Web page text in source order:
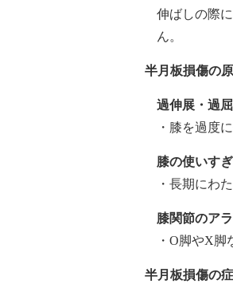
伸ばしの際
ん。
半月板損傷の
過伸展・過
・膝を過度
膝の使いす
・長期にわ
膝関節のア
・O脚やX
半月板損傷の